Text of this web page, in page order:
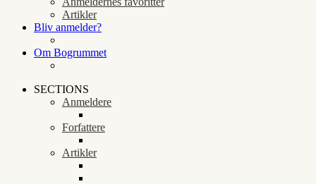
Artikler
Bliv anmelder?
Om Bogrummet
SECTIONS
Anmeldere
Forfattere
Artikler